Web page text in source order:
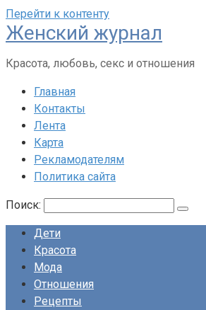
Перейти к контенту
Женский журнал
Красота, любовь, секс и отношения
Главная
Контакты
Лента
Карта
Рекламодателям
Политика сайта
Поиск:
Дети
Красота
Мода
Отношения
Рецепты